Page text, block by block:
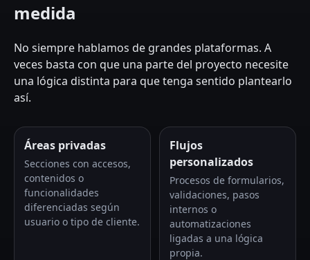
medida
No siempre hablamos de grandes plataformas. A
veces basta con que una parte del proyecto necesite
una lógica distinta para que tenga sentido plantearlo
así.
Áreas privadas
Secciones con accesos,
contenidos o
funcionalidades
diferenciadas según
usuario o tipo de cliente.
Flujos
personalizados
Procesos de formularios,
validaciones, pasos
internos o
automatizaciones
ligadas a una lógica
propia.